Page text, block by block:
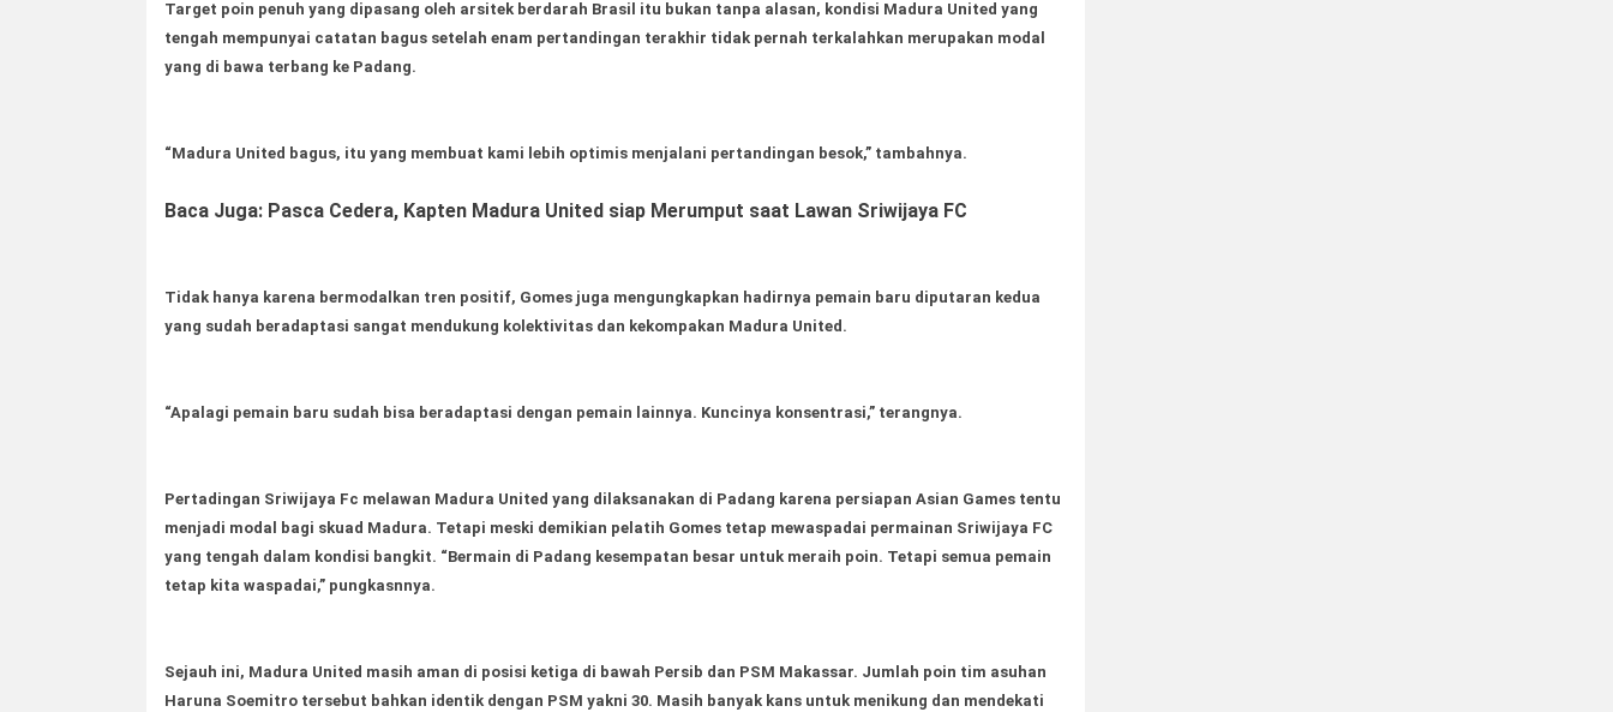
Target poin penuh yang dipasang oleh arsitek berdarah Brasil itu bukan tanpa alasan, kondisi Madura United yang
tengah mempunyai catatan bagus setelah enam pertandingan terakhir tidak pernah terkalahkan merupakan modal
yang di bawa terbang ke Padang.
“Madura United bagus, itu yang membuat kami lebih optimis menjalani pertandingan besok,” tambahnya.
Baca Juga: Pasca Cedera, Kapten Madura United siap Merumput saat Lawan Sriwijaya FC
Tidak hanya karena bermodalkan tren positif, Gomes juga mengungkapkan hadirnya pemain baru diputaran kedua
yang sudah beradaptasi sangat mendukung kolektivitas dan kekompakan Madura United.
“Apalagi pemain baru sudah bisa beradaptasi dengan pemain lainnya. Kuncinya konsentrasi,” terangnya.
Pertadingan Sriwijaya Fc melawan Madura United yang dilaksanakan di Padang karena persiapan Asian Games tentu
menjadi modal bagi skuad Madura. Tetapi meski demikian pelatih Gomes tetap mewaspadai permainan Sriwijaya FC
yang tengah dalam kondisi bangkit. “Bermain di Padang kesempatan besar untuk meraih poin. Tetapi semua pemain
tetap kita waspadai,” pungkasnnya.
Sejauh ini, Madura United masih aman di posisi ketiga di bawah Persib dan PSM Makassar. Jumlah poin tim asuhan
Haruna Soemitro tersebut bahkan identik dengan PSM yakni 30. Masih banyak kans untuk menikung dan mendekati